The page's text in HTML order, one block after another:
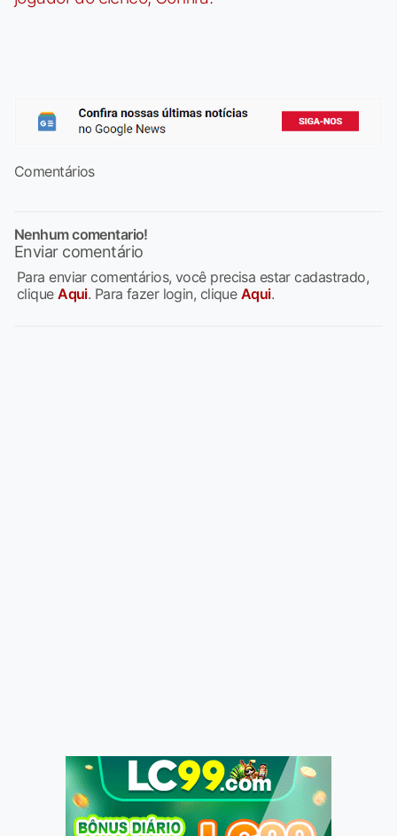
Comentários
Nenhum comentario!
Enviar comentário
Para enviar comentários, você precisa estar cadastrado,
cliqueAqui. Para fazer login, clique Aqui.